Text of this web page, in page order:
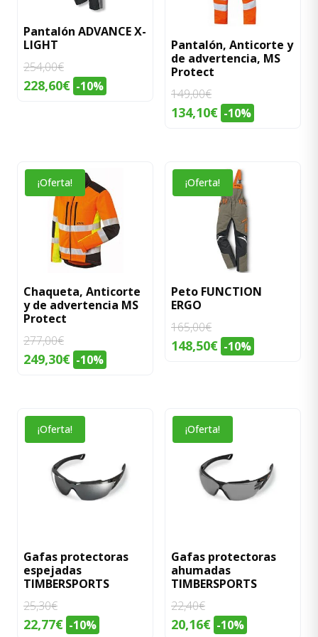
Pantalón ADVANCE X-
LIGHT
254,00€
228,60€ -10%
opciones
se
pueden
elegir
producto
Pantalón, Anticorte y
de advertencia, MS
Protect
149,00€
134,10€ -10%
variantes.
opciones
se
pueden
elegir
en
de
producto
¡Oferta!
Chaqueta, Anticorte
y de advertencia MS
Protect
277,00€
249,30€ -10%
Este
producto
múltiples
variantes.
opciones
se
pueden
elegir
en
de
producto
¡Oferta!
Peto FUNCTION
ERGO
165,00€
148,50€ -10%
Este
producto
opciones
se
pueden
elegir
de
producto
¡Oferta!
Gafas protectoras
espejadas
TIMBERSPORTS
25,30€
El
22,77€El-10%
¡Oferta!
Gafas protectoras
ahumadas
TIMBERSPORTS
22,40€
El
20,16€El-10%